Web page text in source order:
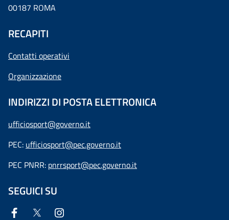
00187 ROMA
RECAPITI
Contatti operativi
Organizzazione
INDIRIZZI DI POSTA ELETTRONICA
ufficiosport@governo.it
PEC: ufficiosport@pec.governo.it
PEC PNRR: pnrrsport@pec.governo.it
SEGUICI SU